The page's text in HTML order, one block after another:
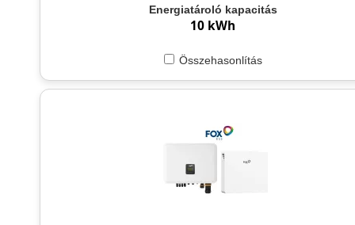
Energiatároló kapacitás
10 kWh
Összehasonlítás